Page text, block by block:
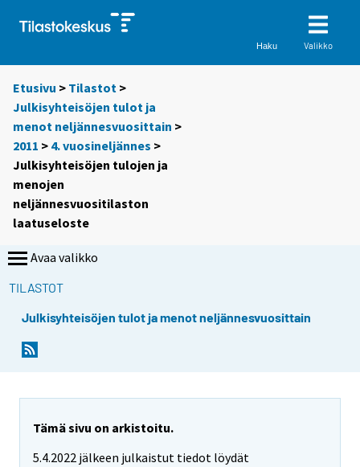
Haku Valikko
Etusivu > Tilastot >
Julkisyhteisöjen tulot ja
menot neljännesvuosittain >
2011 > 4. vuosineljännes >
Julkisyhteisöjen tulojen ja
menojen
neljännesvuositilaston
laatuseloste
Avaa valikko
TILASTOT
Julkisyhteisöjen tulot ja menot neljännesvuosittain
Tämä sivu on arkistoitu.
5.4.2022 jälkeen julkaistut tiedot löydät